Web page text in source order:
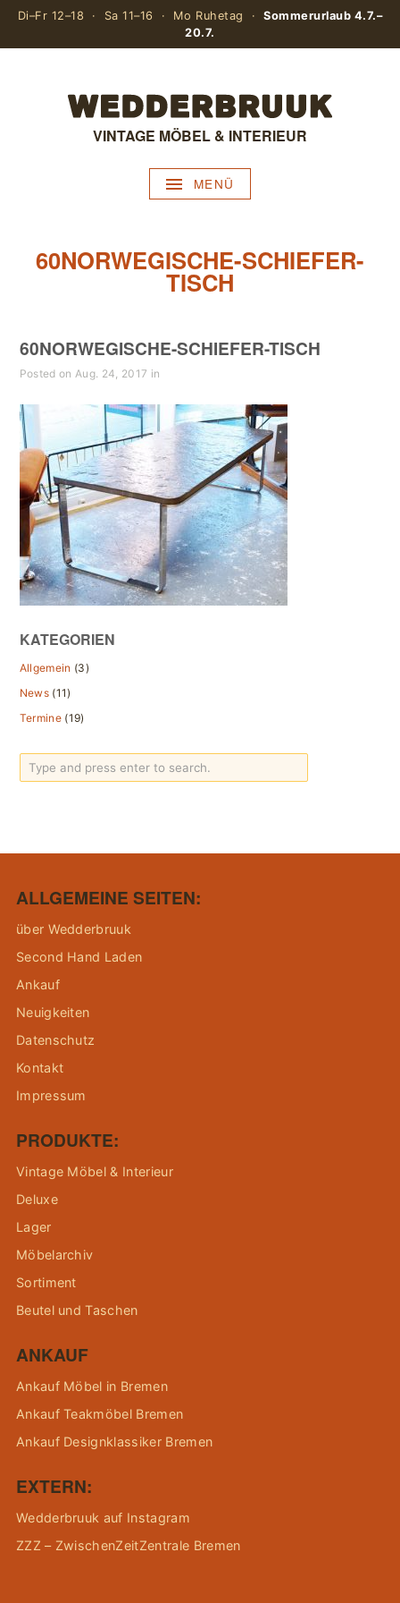
Di–Fr 12–18 · Sa 11–16 · Mo Ruhetag ·Sommerurlaub 4.7.–
20.7.
VINTAGE MÖBEL & INTERIEUR
MENÜ
60NORWEGISCHE-SCHIEFER-
TISCH
60NORWEGISCHE-SCHIEFER-TISCH
Posted on Aug. 24, 2017 in
KATEGORIEN
Allgemein (3)
News (11)
Termine (19)
ALLGEMEINE SEITEN:
über Wedderbruuk
Second Hand Laden
Ankauf
Neuigkeiten
Datenschutz
Kontakt
Impressum
PRODUKTE:
Vintage Möbel & Interieur
Deluxe
Lager
Möbelarchiv
Sortiment
Beutel und Taschen
ANKAUF
Ankauf Möbel in Bremen
Ankauf Teakmöbel Bremen
Ankauf Designklassiker Bremen
EXTERN:
Wedderbruuk auf Instagram
ZZZ – ZwischenZeitZentrale Bremen